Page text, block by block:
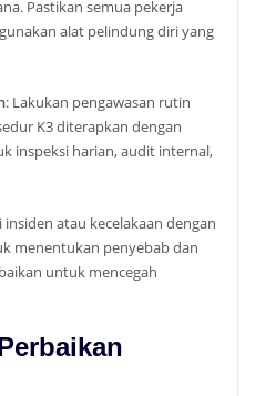
Pastikan semua pekerja
alat pelindung diri yang
: Lakukan pengawasan rutin
K3 diterapkan dengan
inspeksi harian, audit internal,
insiden atau kecelakaan dengan
menentukan penyebab dan
untuk mencegah